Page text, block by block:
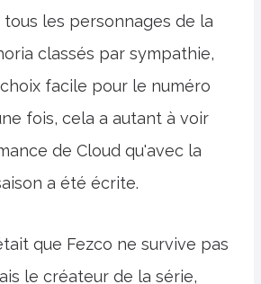
les personnages de la
classés par sympathie,
facile pour le numéro
fois, cela a autant à voir
de Cloud qu'avec la
a été écrite.
que Fezco ne survive pas
le créateur de la série,